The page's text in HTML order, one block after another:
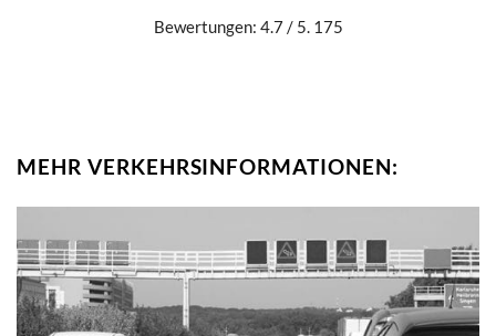
Bewertungen: 4.7 / 5. 175
MEHR VERKEHRSINFORMATIONEN: